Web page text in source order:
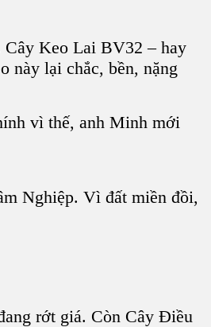
Cây Keo Lai BV32 – hay
này lại chắc, bền, nặng
vì thế, anh Minh mới
Nghiệp. Vì đất miền đồi,
rớt giá. Còn Cây Điều